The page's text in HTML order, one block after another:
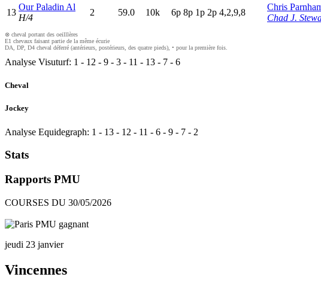
13
Our Paladin Al
H/4
2 59.0 10k 6p 8p 1p 2p 4,2,9,8
Chris
Chad J.
⊗ cheval portant des oeilllères
E1 chevaux faisant partie de la même écurie
DA, DP, D4 cheval déferré (antérieurs, postérieurs, des quatre pieds), • pour la première fois.
Analyse Visuturf: 1 - 12 - 9 - 3 - 11 - 13 - 7 - 6
Cheval
Jockey
Analyse Equidegraph: 1 - 13 - 12 - 11 - 6 - 9 - 7 - 2
Stats
Rapports PMU
COURSES DU 30/05/2026
jeudi 23 janvier
Vincennes